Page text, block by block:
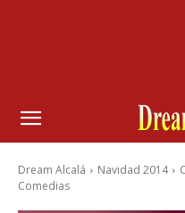
Dream Alcalá Navidad 2014
Comedias